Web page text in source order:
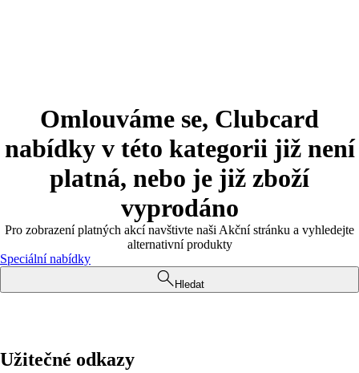
Omlouváme se, Clubcard
nabídky v této kategorii již není
platná, nebo je již zboží
vyprodáno
Pro zobrazení platných akcí navštivte naši Akční stránku a vyhledejte
alternativní produkty
Speciální nabídky
Hledat
Užitečné odkazy